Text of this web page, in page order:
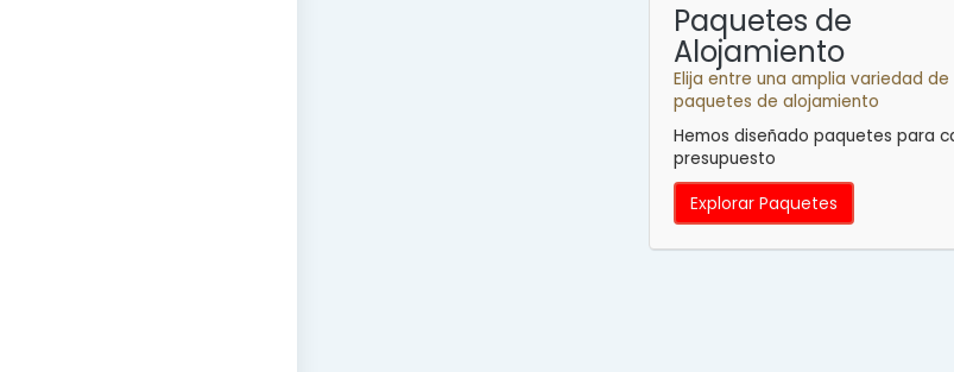
Paquetes de
Alojamiento
Elija entre una amplia variedad de
paquetes de alojamiento
Hemos diseñado paquetes para
presupuesto
Explorar Paquetes